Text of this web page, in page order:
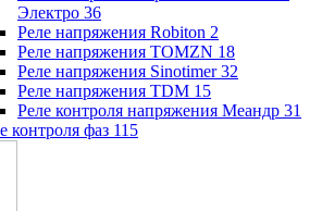
Электро 36
Реле напряжения Robiton 2
Реле напряжения TOMZN 18
Реле напряжения Sinotimer 32
Реле напряжения TDM 15
Реле контроля напряжения Меандр 31
контроля фаз 115